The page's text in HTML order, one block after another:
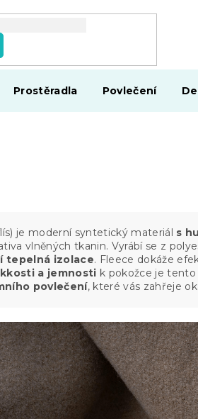
Prostěradla Povlečení
je moderní syntetický materiál s
vlněných tkanin. Vyrábí se z
tepelná izolace. Fleece dokáže
a jemnosti k pokožce je
povlečení, které vás zahřeje